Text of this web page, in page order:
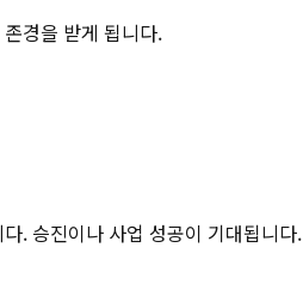
경을 받게 됩니다.
. 승진이나 사업 성공이 기대됩니다.